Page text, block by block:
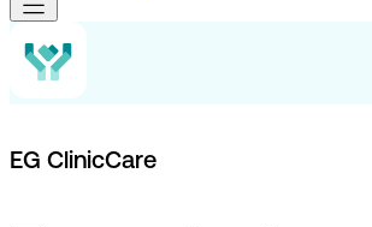
EG ClinicCare